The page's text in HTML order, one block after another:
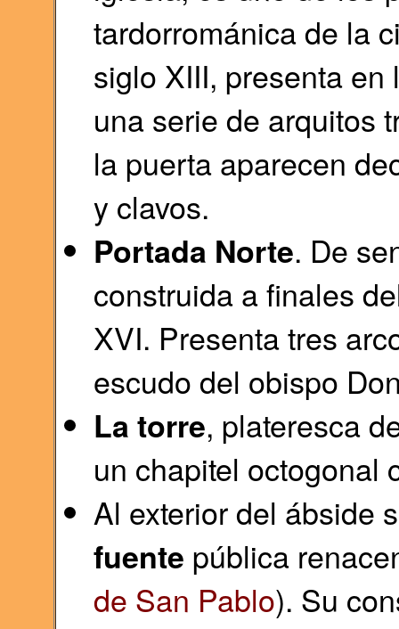
tardorrománica de la
siglo XIII, presenta
una serie de arquitos
la puerta aparecen
y clavos.
Portada Norte. De
construida a finales
XVI. Presenta tres
escudo del obispo
La torre, plateresca
un chapitel octogonal
Al exterior del ábside
fuente pública
de San Pablo). Su